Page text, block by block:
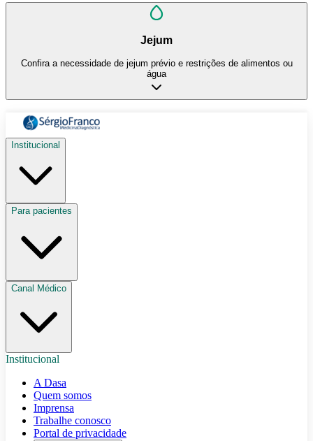
Jejum
Confira a necessidade de jejum prévio e restrições de alimentos ou
água
Institucional
Para pacientes
Canal Médico
Institucional
A Dasa
Quem somos
Imprensa
Trabalhe conosco
Portal de privacidade